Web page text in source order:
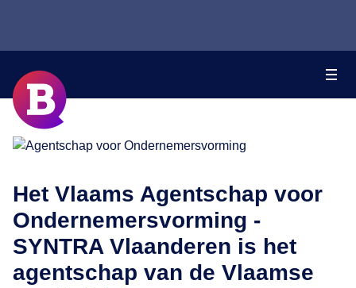
Het Vlaams Agentschap voor
Ondernemersvorming -
SYNTRA Vlaanderen is het
agentschap van de Vlaamse